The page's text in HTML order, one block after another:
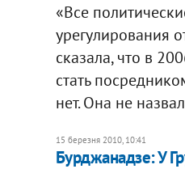
«Все
урегулирования
сказала, что в
стать
нет. Она не
15 березня 2010, 10:41
Бурджанадзе: У